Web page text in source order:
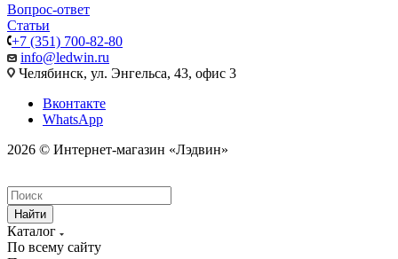
Вопрос-ответ
Статьи
+7 (351) 700-82-80
info@ledwin.ru
Челябинск, ул. Энгельса, 43, офис 3
Вконтакте
WhatsApp
2026 © Интернет-магазин «Лэдвин»
Найти
Каталог
По всему сайту